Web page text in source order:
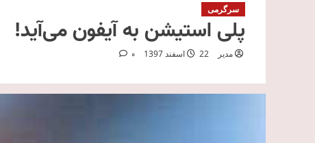
سرگرمی
پلی استیشن به آیفون می‌آید!
مدیر 22 اسفند 1397 0